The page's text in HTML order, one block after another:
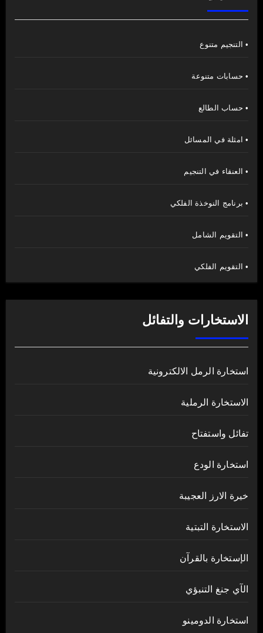
• التنجيم متنوع
• حسابات متنوعة
• حساب الطالع
• امثلة في المسائل
• العنقاء في التنجيم
• برنامج النوخذة الفلكي
• التقويم الشامل
• التقويم الفلكي
الاستخارات والتفائل
استخارة الرمل الالكترونية
الاستخارة الرملية
تفائل واستفتاح
استخارة الودع
خيرة الارز العجيبة
الاستخارة التبتية
الإستخارة بالقرآن
الآي جنغ التنبؤي
استخارة الدومينو